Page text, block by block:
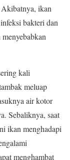
Akibatnya, ikan
bakteri dan
kali
meluap
air kotor
Sebaliknya, saat
ikan menghadapi
menghambat